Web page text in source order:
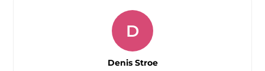
D
Denis Stroe